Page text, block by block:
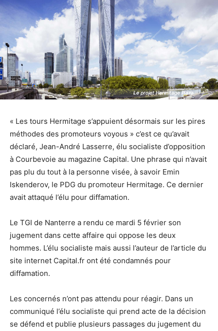
Le projet Hermitage Plaza
Le projet Hermitage Plaza
« Les tours Hermitage s’appuient désormais sur les pires
méthodes des promoteurs voyous » c’est ce qu’avait
déclaré, Jean-André Lasserre, élu socialiste d’opposition
à Courbevoie au magazine Capital. Une phrase qui n’avait
pas plu du tout à la personne visée, à savoir Emin
Iskenderov, le PDG du promoteur Hermitage. Ce dernier
avait attaqué l’élu pour diffamation.
Le TGI de Nanterre a rendu ce mardi 5 février son
jugement dans cette affaire qui oppose les deux
hommes. L’élu socialiste mais aussi l’auteur de l’article du
site internet Capital.fr ont été condamnés pour
diffamation.
Les concernés n’ont pas attendu pour réagir. Dans un
communiqué l’élu socialiste qui prend acte de la décision
se défend et publie plusieurs passages du jugement du